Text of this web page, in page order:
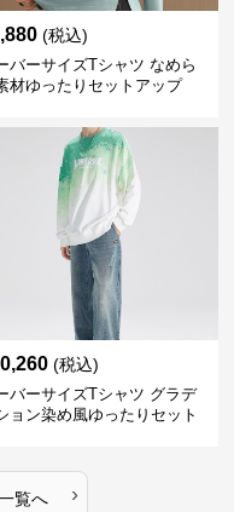
(税込)
バーサイズTシャツ なめら
材ゆったりセットアップ
(税込)
バーサイズTシャツ グラデ
ョン染め風ゆったりセット
覧へ ›